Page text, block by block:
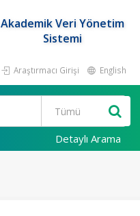
Akademik Veri Yönetim
Sistemi
Araştırmacı Girişi English
Detaylı Arama